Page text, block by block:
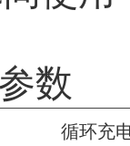
数
循环充